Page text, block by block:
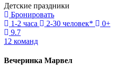
Детские праздники
Бронировать
1-2 часа
2-30 человек*
0+
9.7
12 команд
Вечеринка Марвел